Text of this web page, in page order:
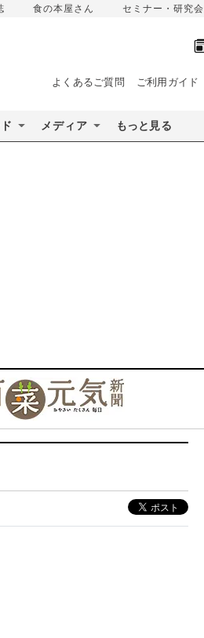
食の本屋さん セミナー・研究会
よくあるご質問 ご利用ガイド
メディア もっと見る